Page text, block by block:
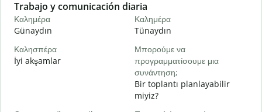
Slide 1 of 6
Trabajo y comunicación diaria
Καλημέρα
Günaydın
Καλημέρα
Tünaydın
Καλησπέρα
İyi akşamlar
Μπορούμε να
προγραμματίσουμε μια
συνάντηση;
Bir toplantı planlayabilir
miyiz?